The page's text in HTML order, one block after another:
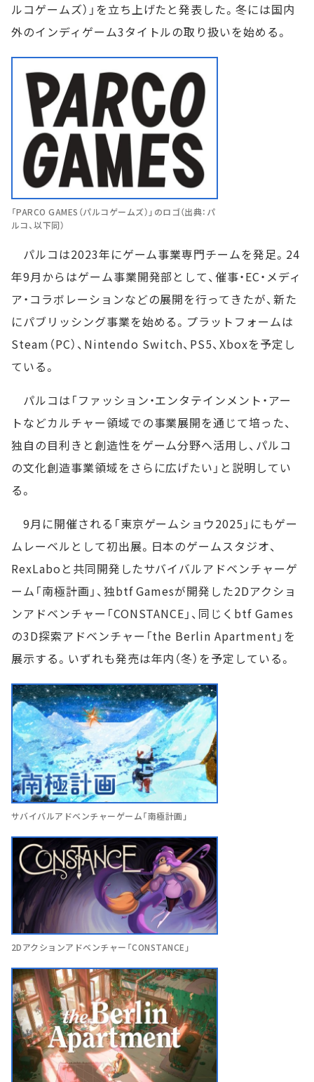
ルコゲームズ）」を立ち上げたと発表した。冬には国内
外のインディゲーム3タイトルの取り扱いを始める。
「PARCO GAMES（パルコゲームズ）」のロゴ（出典：パ
ルコ、以下同）
パルコは2023年にゲーム事業専門チームを発足。24
年9月からはゲーム事業開発部として、催事・EC・メディ
ア・コラボレーションなどの展開を行ってきたが、新た
にパブリッシング事業を始める。プラットフォームは
Steam（PC）、Nintendo Switch、PS5、Xboxを予定し
ている。
パルコは「ファッション・エンタテインメント・アー
トなどカルチャー領域での事業展開を通じて培った、
独自の目利きと創造性をゲーム分野へ活用し、パルコ
の文化創造事業領域をさらに広げたい」と説明してい
る。
9月に開催される「東京ゲームショウ2025」にもゲー
ムレーベルとして初出展。日本のゲームスタジオ、
RexLaboと共同開発したサバイバルアドベンチャーゲ
ーム「南極計画」、独btf Gamesが開発した2Dアクショ
ンアドベンチャー「CONSTANCE」、同じくbtf Games
の3D探索アドベンチャー「the Berlin Apartment」を
展示する。いずれも発売は年内（冬）を予定している。
サバイバルアドベンチャーゲーム「南極計画」
2Dアクションアドベンチャー「CONSTANCE」